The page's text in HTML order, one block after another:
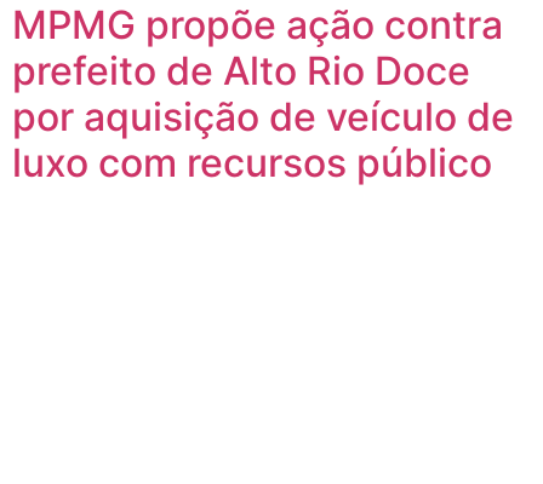
MPMG propõe ação contra
prefeito de Alto Rio Doce
por aquisição de veículo de
luxo com recursos público